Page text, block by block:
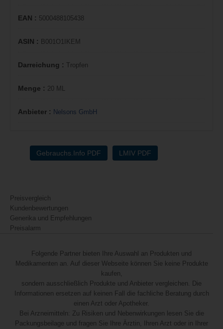
EAN : 5000488105438
ASIN : B001O1IKEM
Darreichung : Tropfen
Menge : 20 ML
Anbieter : Nelsons GmbH
Gebrauchs.Info PDF LMIV PDF
Preisvergleich
Kundenbewertungen
Generika und Empfehlungen
Preisalarm
Folgende Partner bieten Ihre Auswahl an Produkten und
Medikamenten an. Auf dieser Webseite können Sie keine Produkte
kaufen,
sondern ausschließlich Produkte und Anbieter vergleichen. Die
Informationen ersetzen auf keinen Fall die fachliche Beratung durch
einen Arzt oder Apotheker.
Bei Arzneimitteln: Zu Risiken und Nebenwirkungen lesen Sie die
Packungsbeilage und fragen Sie Ihre Ärztin, Ihren Arzt oder in Ihrer